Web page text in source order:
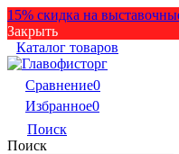
15% скидка на
Закрыть
Каталог товаров
Сравнение0
Избранное0
Поиск
Поиск